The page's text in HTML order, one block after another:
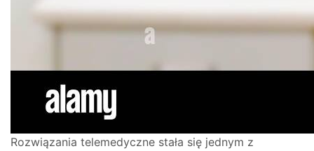
Rozwiązania telemedyczne stała się jednym z